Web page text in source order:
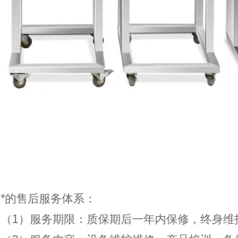
*的售后服务体系：
（1）服务期限：质保期后一年内保修，终身维